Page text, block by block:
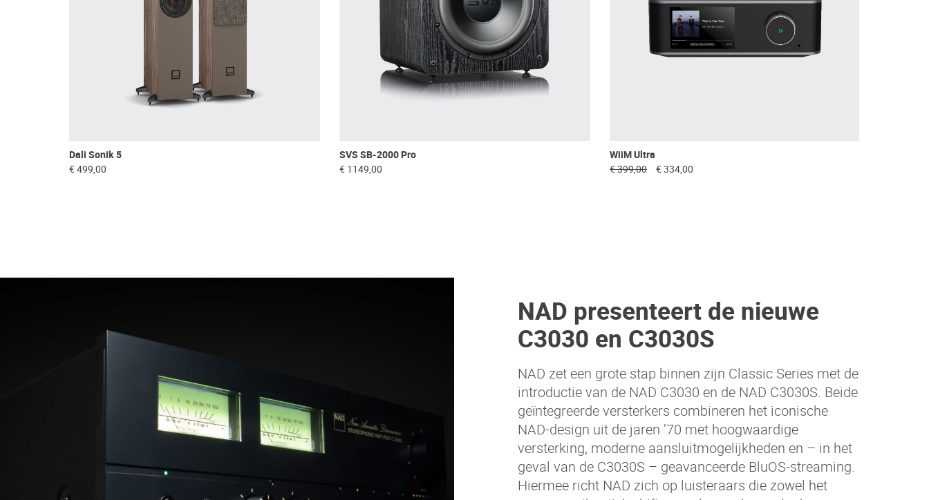
Dali Sonik 5
€ 499,00
SVS SB-2000 Pro
€ 1149,00
WiiM Ultra
€ 399,00 € 334,00
NAD presenteert de nieuwe
C3030 en C3030S
NAD zet een grote stap binnen zijn Classic Series met de
introductie van de NAD C3030 en de NAD C3030S. Beide
geïntegreerde versterkers combineren het iconische
NAD-design uit de jaren ’70 met hoogwaardige
versterking, moderne aansluitmogelijkheden en – in het
geval van de C3030S – geavanceerde BluOS-streaming.
Hiermee richt NAD zich op luisteraars die zowel het